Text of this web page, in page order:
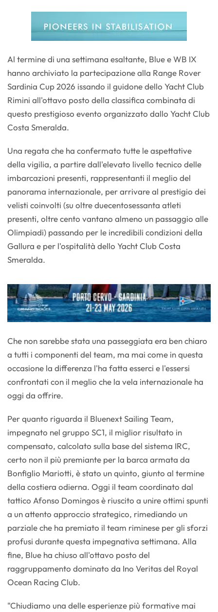
Al termine di una settimana esaltante, Blue e WB IX
hanno archiviato la partecipazione alla Range Rover
Sardinia Cup 2026 issando il guidone dello Yacht Club
Rimini all'ottavo posto della classifica combinata di
questo prestigioso evento organizzato dallo Yacht Club
Costa Smeralda.
Una regata che ha confermato tutte le aspettative
della vigilia, a partire dall'elevato livello tecnico delle
imbarcazioni presenti, rappresentanti il meglio del
panorama internazionale, per arrivare al prestigio dei
velisti coinvolti (su oltre duecentosessanta atleti
presenti, oltre cento vantano almeno un passaggio alle
Olimpiadi) passando per le incredibili condizioni della
Gallura e per l'ospitalità dello Yacht Club Costa
Smeralda.
Che non sarebbe stata una passeggiata era ben chiaro
a tutti i componenti del team, ma mai come in questa
occasione la differenza l'ha fatta esserci e l'essersi
confrontati con il meglio che la vela internazionale ha
oggi da offrire.
Per quanto riguarda il Bluenext Sailing Team,
impegnato nel gruppo SC1, il miglior risultato in
compensato, calcolato sulla base del sistema IRC,
certo non il più premiante per la barca armata da
Bonfiglio Mariotti, è stato un quinto, giunto al termine
della costiera odierna. Oggi il team coordinato dal
tattico Afonso Domingos è riuscito a unire ottimi spunti
a un attento approccio strategico, rimediando un
parziale che ha premiato il team riminese per gli sforzi
profusi durante questa impegnativa settimana. Alla
fine, Blue ha chiuso all'ottavo posto del
raggruppamento dominato da Ino Veritas del Royal
Ocean Racing Club.
"Chiudiamo una delle esperienze più formative mai